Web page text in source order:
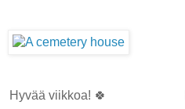
Hyvää viikkoa! 🍀